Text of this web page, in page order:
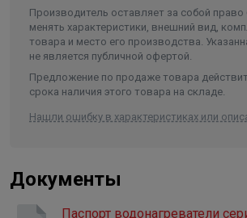
элементы
3,3 года
Тип управления
Сенсорная панель управления Нет
Регулировка мощности Нет
Предохранительный клапан Есть
Защита от перегрева
Форма
Производитель оставляет за собой право
менять характеристики, внешний вид,
товара и место его производства.
не является публичной офертой.
Предложение по продаже товара
срока наличия этого товара на складе.
Нашли ошибку в характеристиках или
Документы
Паспорт водонагреватели